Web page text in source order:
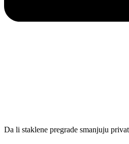
Da li staklene pregrade smanjuju